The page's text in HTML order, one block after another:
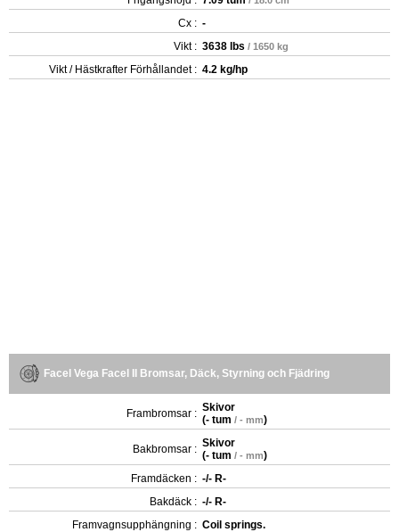
Cx : -
Vikt : 3638 lbs / 1650 kg
Vikt / Hästkrafter Förhållandet : 4.2 kg/hp
Facel Vega Facel II Bromsar, Däck, Styrning och Fjädring
Frambromsar : Skivor
(- tum / - mm)
Bakbromsar : Skivor
(- tum / - mm)
Framdäcken : -/- R-
Bakdäck : -/- R-
Framvagnsupphängning : Coil springs.